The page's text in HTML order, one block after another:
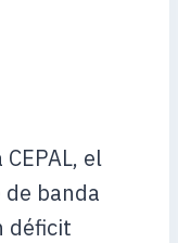
el
banda
déficit